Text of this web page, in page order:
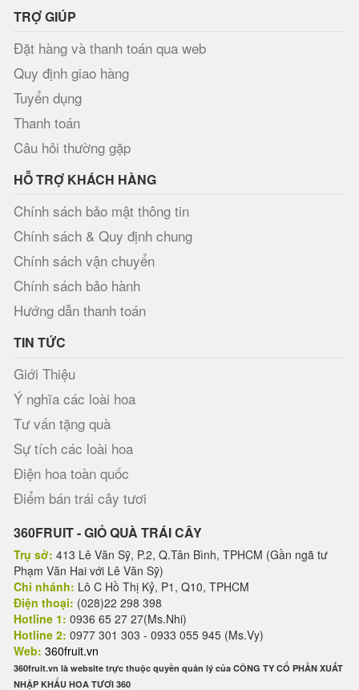
TRỢ GIÚP
Đặt hàng và thanh toán qua web
Quy định giao hàng
Tuyển dụng
Thanh toán
Câu hỏi thường gặp
HỖ TRỢ KHÁCH HÀNG
Chính sách bảo mật thông tin
Chính sách & Quy định chung
Chính sách vận chuyển
Chính sách bảo hành
Hướng dẫn thanh toán
TIN TỨC
Giới Thiệu
Ý nghĩa các loài hoa
Tư vấn tặng quà
Sự tích các loài hoa
Điện hoa toàn quốc
Điểm bán trái cây tươi
360FRUIT - GIỎ QUÀ TRÁI CÂY
Trụ sở: 413 Lê Văn Sỹ, P.2, Q.Tân Bình, TPHCM (Gần ngã tư
Phạm Văn Hai với Lê Văn Sỹ)
Chi nhánh: Lô C Hồ Thị Kỷ, P1, Q10, TPHCM
Điện thoại: (028)22 298 398
Hotline 1: 0936 65 27 27(Ms.Nhi)
Hotline 2: 0977 301 303 - 0933 055 945 (Ms.Vy)
Web: 360fruit.vn
360fruit.vn là website trực thuộc quyền quản lý của CÔNG TY CỔ PHẦN XUẤT
NHẬP KHẨU HOA TƯƠI 360